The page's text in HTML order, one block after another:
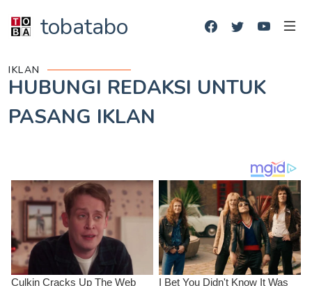
tobatabo
IKLAN
HUBUNGI REDAKSI UNTUK
PASANG IKLAN